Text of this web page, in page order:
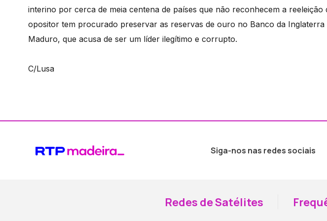
interino por cerca de meia centena de países que não reconhecem a reeleição
opositor tem procurado preservar as reservas de ouro no Banco da Inglaterra
Maduro, que acusa de ser um líder ilegítimo e corrupto.
C/Lusa
Siga-nos nas redes sociais
Redes de Satélites